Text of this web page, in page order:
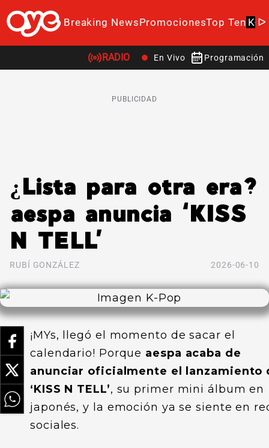
Breaking NewsPromocionesTop Ten K-
RADIO En Vivo Programación
PUBLICIDAD
¿Lista para otra era?
aespa anuncia ‘KISS
N TELL’
RUBÍ GONZÁLEZ 2026-06-10
¡MYs, llegó el momento de sacar el
calendario! Porque aespa acaba de
anunciar oficialmente el lanzamiento
‘KISS N TELL’, su primer mini álbum en
japonés, y la emoción ya se siente en
sociales.